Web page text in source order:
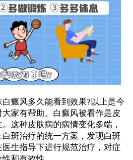
风多久能看到效果?以上是今
家有帮助。白癜风被看作是皮
这种皮肤病的病情变化多端，
斑治疗的统一方案，发现白斑
生指导下进行规范治疗，对症